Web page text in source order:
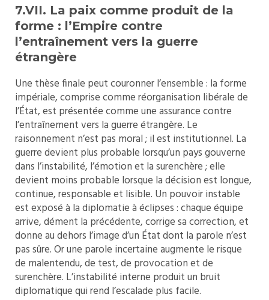
7.VII. La paix comme produit de la
forme : l’Empire contre
l’entraînement vers la guerre
étrangère
Une thèse finale peut couronner l’ensemble : la forme
impériale, comprise comme réorganisation libérale de
l’État, est présentée comme une assurance contre
l’entraînement vers la guerre étrangère. Le
raisonnement n’est pas moral ; il est institutionnel. La
guerre devient plus probable lorsqu’un pays gouverne
dans l’instabilité, l’émotion et la surenchère ; elle
devient moins probable lorsque la décision est longue,
continue, responsable et lisible. Un pouvoir instable
est exposé à la diplomatie à éclipses : chaque équipe
arrive, dément la précédente, corrige sa correction, et
donne au dehors l’image d’un État dont la parole n’est
pas sûre. Or une parole incertaine augmente le risque
de malentendu, de test, de provocation et de
surenchère. L’instabilité interne produit un bruit
diplomatique qui rend l’escalade plus facile.